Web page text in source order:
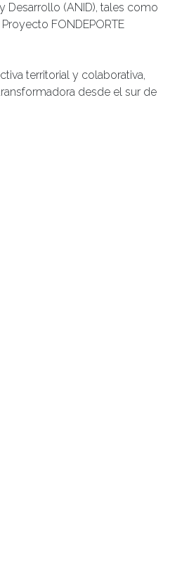
Desarrollo (ANID), tales como
FONDEPORTE
territorial y colaborativa,
desde el sur de